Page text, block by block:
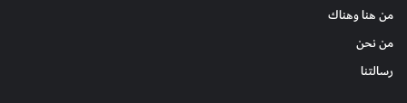
من هنا وهناك
من نحن
رسالتنا